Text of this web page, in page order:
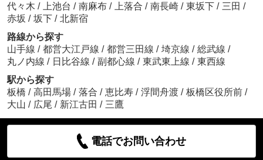
代々木 / 上池台 / 南麻布 / 上落合 / 南長崎 / 東坂下 / 三田 /
赤坂 / 坂下 / 北新宿
路線から探す
山手線 / 都営大江戸線 / 都営三田線 / 埼京線 / 総武線 /
丸ノ内線 / 日比谷線 / 副都心線 / 東武東上線 / 東西線
駅から探す
板橋 / 高田馬場 / 落合 / 恵比寿 / 浮間舟渡 / 板橋区役所前 /
大山 / 広尾 / 新江古田 / 三鷹
電話でお問い合わせ